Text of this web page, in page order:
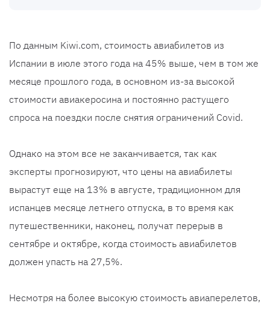
По данным Kiwi.com, стоимость авиабилетов из
Испании в июле этого года на 45% выше, чем в том же
месяце прошлого года, в основном из-за высокой
стоимости авиакеросина и постоянно растущего
спроса на поездки после снятия ограничений Covid.
Однако на этом все не заканчивается, так как
эксперты прогнозируют, что цены на авиабилеты
вырастут еще на 13% в августе, традиционном для
испанцев месяце летнего отпуска, в то время как
путешественники, наконец, получат перерыв в
сентябре и октябре, когда стоимость авиабилетов
должен упасть на 27,5%.
Несмотря на более высокую стоимость авиаперелетов,